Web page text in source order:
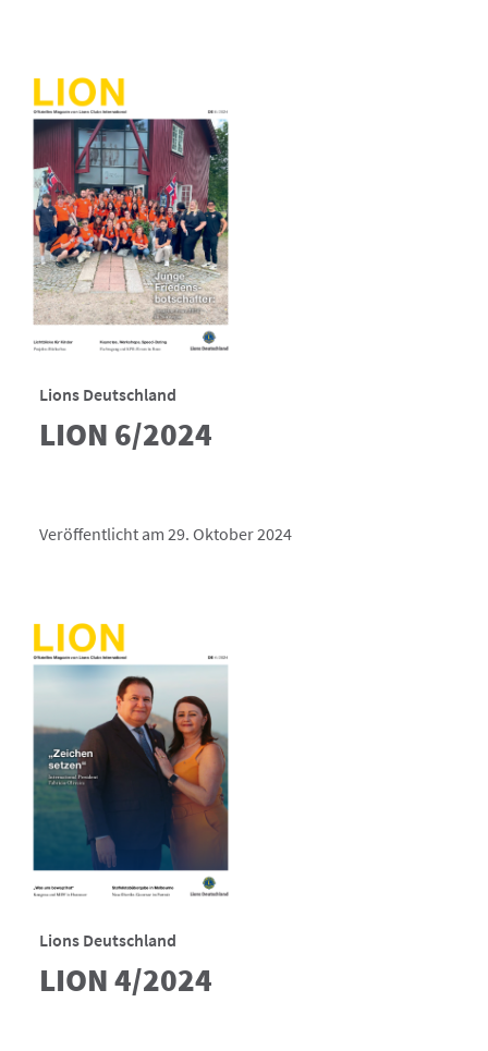
Lions Deutschland
LION 6/2024
Veröffentlicht am 29. Oktober 2024
Lions Deutschland
LION 4/2024